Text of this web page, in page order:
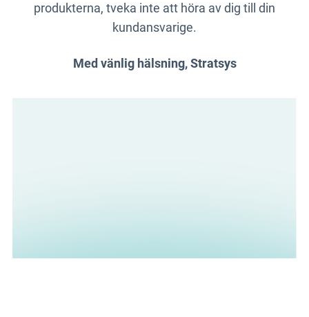
produkterna, tveka inte att höra av dig till din
kundansvarige.
Med vänlig hälsning, Stratsys